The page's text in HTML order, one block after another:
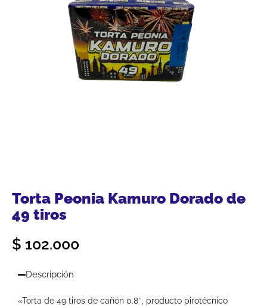
Torta Peonia Kamuro Dorado de
49 tiros
$ 102.000
Descripción
«Torta de 49 tiros de cañón 0.8″, producto pirotécnico